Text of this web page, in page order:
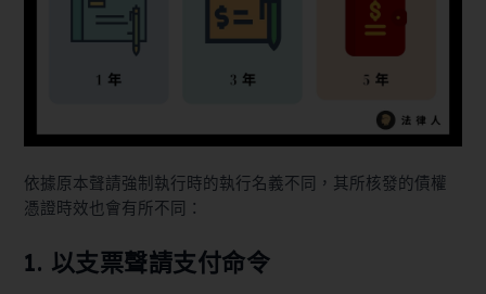
依據原本聲請強制執行時的執行名義不同，其所核發的債權
憑證時效也會有所不同：
1. 以支票聲請支付命令